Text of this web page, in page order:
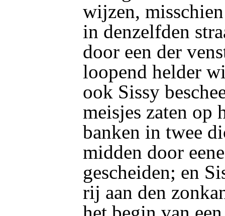
wijzen,
in denzelfden
door een der
loopend helder
ook Sissy
meisjes zaten op
banken in twee
midden door
gescheiden; en
rij aan den